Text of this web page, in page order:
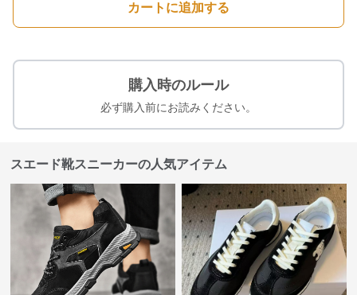
カートに追加する
購入時のルール
必ず購入前にお読みください。
スエード靴スニーカーの人気アイテム